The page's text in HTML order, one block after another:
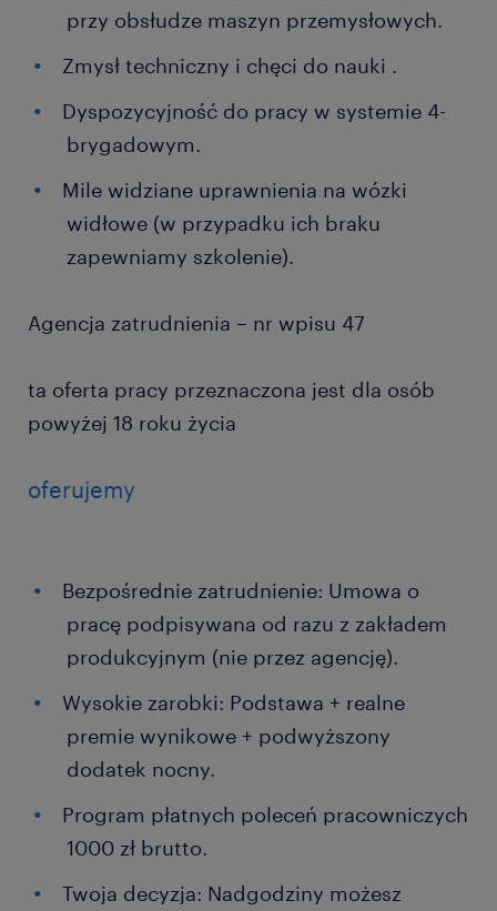
przy obsłudze maszyn przemysłowych.
Zmysł techniczny i chęci do nauki .
Dyspozycyjność do pracy w systemie 4-
brygadowym.
Mile widziane uprawnienia na wózki
widłowe (w przypadku ich braku
zapewniamy szkolenie).
Agencja zatrudnienia – nr wpisu 47
ta oferta pracy przeznaczona jest dla osób
powyżej 18 roku życia
oferujemy
Bezpośrednie zatrudnienie: Umowa o
pracę podpisywana od razu z zakładem
produkcyjnym (nie przez agencję).
Wysokie zarobki: Podstawa + realne
premie wynikowe + podwyższony
dodatek nocny.
Program płatnych poleceń pracowniczych
1000 zł brutto.
Twoja decyzja: Nadgodziny możesz